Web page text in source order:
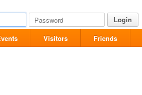
Login
Visitors Friends